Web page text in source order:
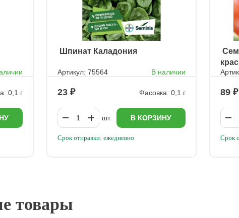
0,1 г
ㅤ Шпинат Каладония
Артикул: 75564 В наличии
23 Фасовка: 0,1 г
шт. В КОРЗИНУ
Срок отправки: ежедневно
ㅤ
89
Срок
товары